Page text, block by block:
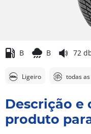
B B 72
Ligeiro todas
Descrição e
produto